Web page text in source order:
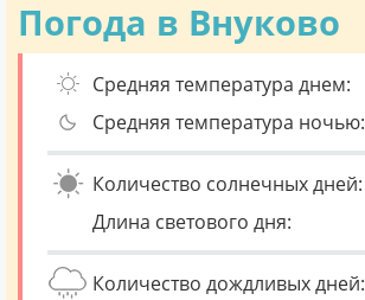
Погода в Внуково
Средняя температура днем:
Средняя температура ночью:
Количество солнечных дней:
Длина светового дня:
Количество дождливых дней: